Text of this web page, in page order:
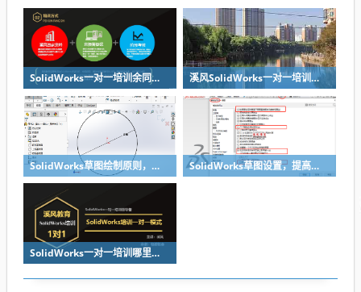
SolidWorks一对一培训余同学三维建模答疑回顾-溪风教育 溪风SolidWorks一对一培训：余学员草图模块答疑（一）
SolidWorks草图绘制原则，养成良好的绘图习惯 SolidWorks草图设置，提高建模效率-溪风SolidWorks一对一培训资料
SolidWorks一对一培训哪里好？看溪风教育领导品牌